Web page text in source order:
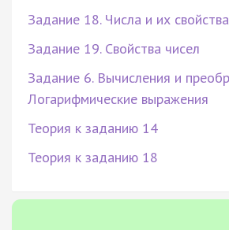
Задание 18. Числа и их свойства
Задание 19. Свойства чисел
Задание 6. Вычисления и
Логарифмические выражения
Теория к заданию 14
Теория к заданию 18